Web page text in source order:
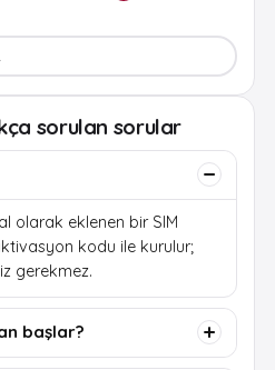
sorulan sorular
olarak eklenen bir SIM
kodu ile kurulur;
gerekmez.
başlar?